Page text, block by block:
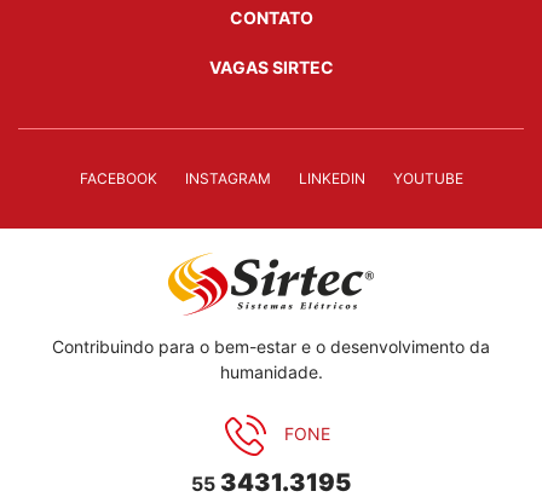
CONTATO
VAGAS SIRTEC
FACEBOOK INSTAGRAM LINKEDIN YOUTUBE
Contribuindo para o bem-estar e o desenvolvimento da
humanidade.
FONE
55 3431.3195